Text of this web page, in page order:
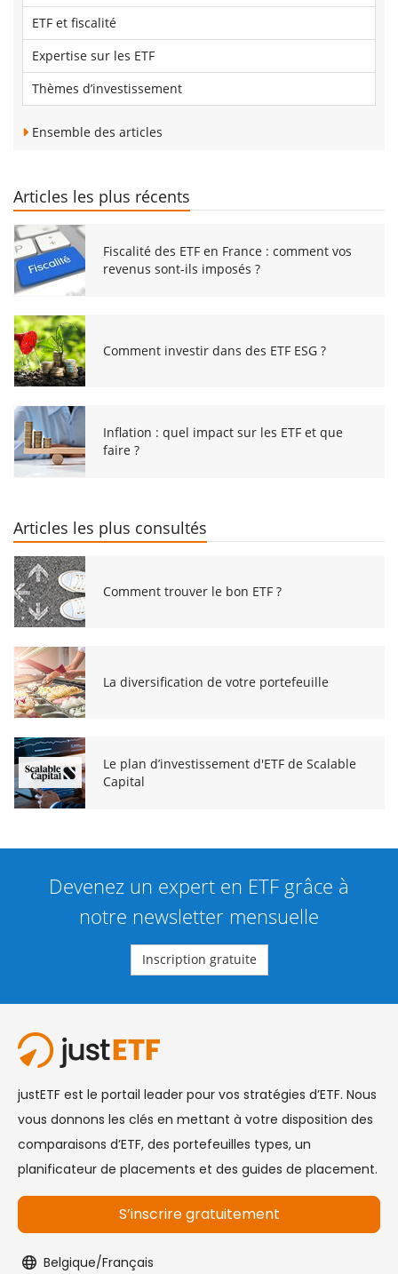
ETF et fiscalité
Expertise sur les ETF
Thèmes d’investissement
Ensemble des articles
Articles les plus récents
Fiscalité des ETF en France : comment vos
revenus sont-ils imposés ?
Comment investir dans des ETF ESG ?
Inflation : quel impact sur les ETF et que
faire ?
Articles les plus consultés
Comment trouver le bon ETF ?
La diversification de votre portefeuille
Le plan d’investissement d'ETF de Scalable
Capital
Devenez un expert en ETF grâce à
notre newsletter mensuelle
Inscription gratuite